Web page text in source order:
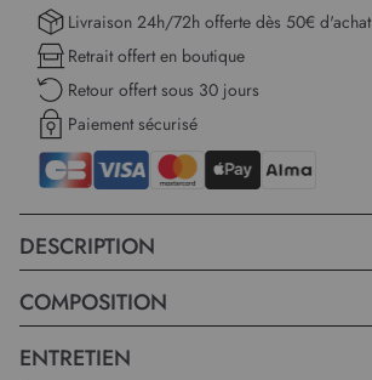
Livraison 24h/72h offerte dès 50€ d'achat
Retrait offert en boutique
Retour offert sous 30 jours
Paiement sécurisé
DESCRIPTION
COMPOSITION
ENTRETIEN